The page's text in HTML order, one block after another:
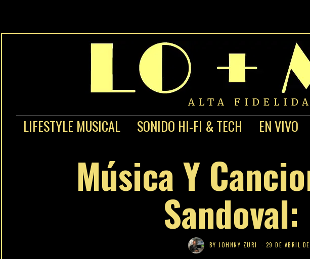
ALTA
LIFESTYLE MUSICAL SONIDO HI-FI & TECH EN VIVO
Música Y
BY JOHNNY ZURI 29 DE ABRIL